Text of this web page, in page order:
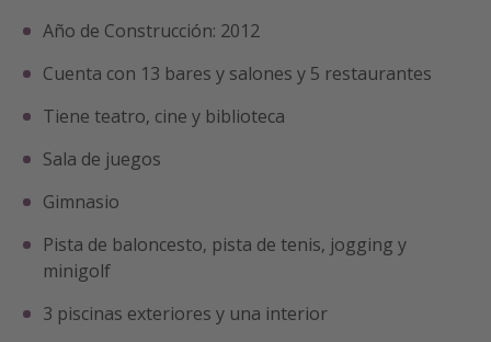
Año de Construcción: 2012
Cuenta con 13 bares y salones y 5 restaurantes
Tiene teatro, cine y biblioteca
Sala de juegos
Gimnasio
Pista de baloncesto, pista de tenis, jogging y
minigolf
3 piscinas exteriores y una interior